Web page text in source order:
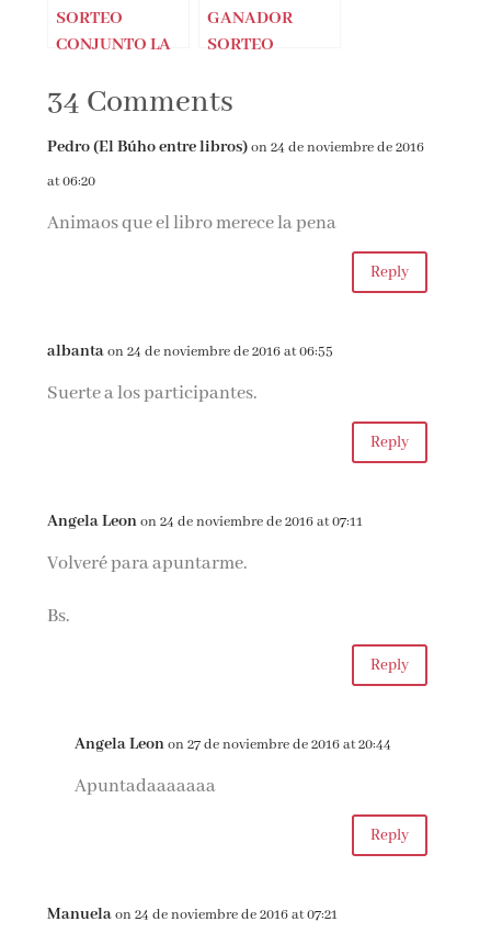
SORTEO
CONJUNTO LA
GANADOR
SORTEO
LATIDOS
34 Comments
Pedro (El Búho entre libros)on 24 de noviembre de 2016
at 06:20
Animaos que el libro merece la pena
Reply
albantaon 24 de noviembre de 2016 at 06:55
Suerte a los participantes.
Reply
Angela Leonon 24 de noviembre de 2016 at 07:11
Volveré para apuntarme.
Bs.
Reply
Angela Leonon 27 de noviembre de 2016 at 20:44
Apuntadaaaaaaa
Reply
Manuelaon 24 de noviembre de 2016 at 07:21